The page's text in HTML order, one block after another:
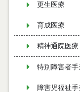
更生医療
育成医療
精神通院医療
特別障害者手
障害児福祉手